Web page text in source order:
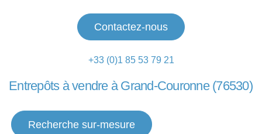
Contactez-nous
+33 (0)1 85 53 79 21
Entrepôts à vendre à Grand-Couronne (76530)
Recherche sur-mesure